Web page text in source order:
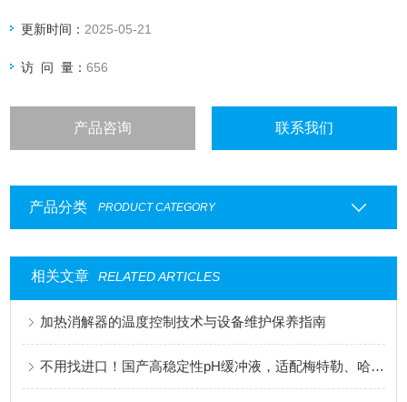
更新时间： 2025-05-21
访 问 量：656
产品咨询 联系我们
产品分类 PRODUCT CATEGORY
相关文章 RELATED ARTICLES
加热消解器的温度控制技术与设备维护保养指南
不用找进口！国产高稳定性pH缓冲液，适配梅特勒、哈希、雷磁全系设备